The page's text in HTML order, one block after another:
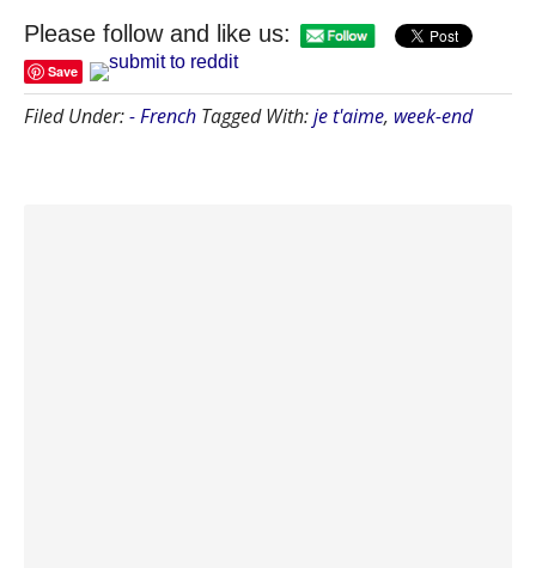
Please follow and like us:
Save
Filed Under:- French Tagged With:je t'aime, week-end